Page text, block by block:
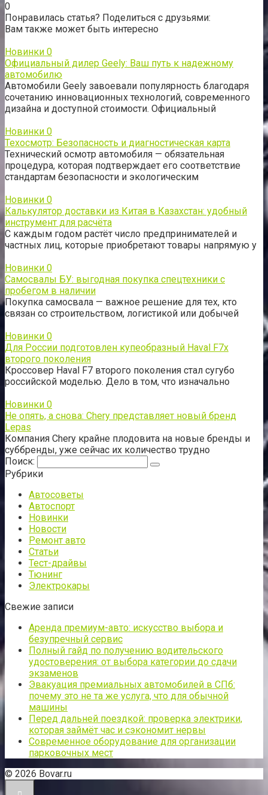
0
Понравилась статья? Поделиться с друзьями:
Вам также может быть интересно
Новинки 0
Официальный дилер Geely: Ваш путь к надежному
автомобилю
Автомобили Geely завоевали популярность благодаря
сочетанию инновационных технологий, современного
дизайна и доступной стоимости. Официальный
Новинки 0
Техосмотр: Безопасность и диагностическая карта
Технический осмотр автомобиля — обязательная
процедура, которая подтверждает его соответствие
стандартам безопасности и экологическим
Новинки 0
Калькулятор доставки из Китая в Казахстан: удобный
инструмент для расчёта
С каждым годом растёт число предпринимателей и
частных лиц, которые приобретают товары напрямую у
Новинки 0
Самосвалы БУ: выгодная покупка спецтехники с
пробегом в наличии
Покупка самосвала — важное решение для тех, кто
связан со строительством, логистикой или добычей
Новинки 0
Для России подготовлен купеобразный Haval F7x
второго поколения
Кроссовер Haval F7 второго поколения стал сугубо
российской моделью. Дело в том, что изначально
Новинки 0
Не опять, а снова: Chery представляет новый бренд
Lepas
Компания Chery крайне плодовита на новые бренды и
суббренды, уже сейчас их количество трудно
Поиск:
Рубрики
Автосоветы
Автоспорт
Новинки
Новости
Ремонт авто
Статьи
Тест-драйвы
Тюнинг
Электрокары
Свежие записи
Аренда премиум-авто: искусство выбора и
безупречный сервис
Полный гайд по получению водительского
удостоверения: от выбора категории до сдачи
экзаменов
Эвакуация премиальных автомобилей в СПб:
почему это не та же услуга, что для обычной
машины
Перед дальней поездкой: проверка электрики,
которая займёт час и сэкономит нервы
Современное оборудование для организации
парковочных мест
© 2026 Bovar.ru